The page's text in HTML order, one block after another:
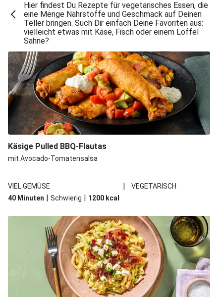
Hier findest Du Rezepte für vegetarisches Essen, die
eine Menge Nährstoffe und Geschmack auf Deinen
Teller bringen. Such Dir einfach Deine Favoriten aus:
vielleicht etwas mit Käse, Fisch oder einem Löffel
Sahne?
Käsige Pulled BBQ-Flautas
mit Avocado-Tomatensalsa
VIEL GEMÜSE |
VEGETARISCH
40 Minuten | Schwierig | 1200 kcal